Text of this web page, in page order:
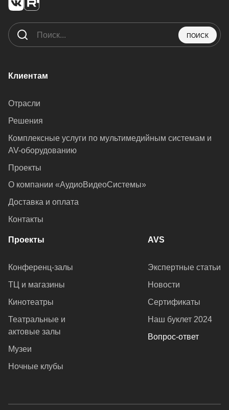
ПОИСК
Клиентам
Отрасли
Решения
Комплексные услуги по мультимедийным системам и
AV-оборудованию
Проекты
О компании «АудиоВидеоСистемы»
Доставка и оплата
Контакты
Проекты
Конференц-залы
ТЦ и магазины
Кинотеатры
Театральные и
актовые залы
Музеи
Ночные клубы
AVS
Экспертные статьи
Новости
Сертификаты
Наш буклет 2024
Вопрос-ответ